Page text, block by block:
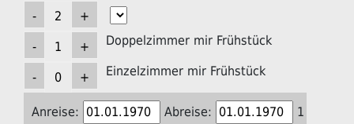
Doppelzimmer mir Frühstück
Einzelzimmer mir Frühstück
Anreise: Abreise:
1